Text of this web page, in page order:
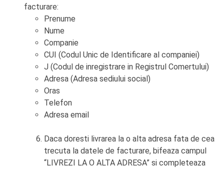
facturare:
Prenume
Nume
Companie
CUI (Codul Unic de Identificare al companiei)
J (Codul de inregistrare in Registrul Comertului)
Adresa (Adresa sediului social)
Oras
Telefon
Adresa email
Daca doresti livrarea la o alta adresa fata de cea
trecuta la datele de facturare, bifeaza campul
“LIVREZI LA O ALTA ADRESA” si completeaza